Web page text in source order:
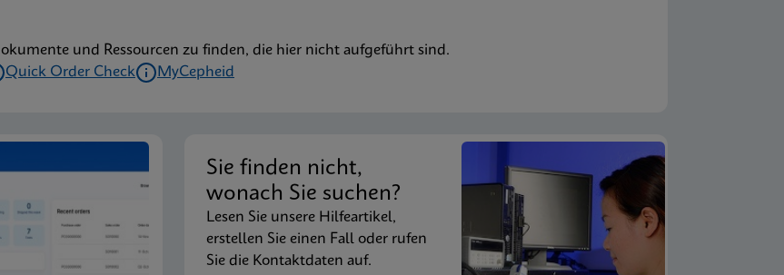
und Ressourcen zu finden, die hier nicht aufgeführt sind.
Quick Order Check MyCepheid
Sie finden nicht,
wonach Sie suchen?
Lesen Sie unsere Hilfeartikel,
erstellen Sie einen Fall oder rufen
Sie die Kontaktdaten auf.